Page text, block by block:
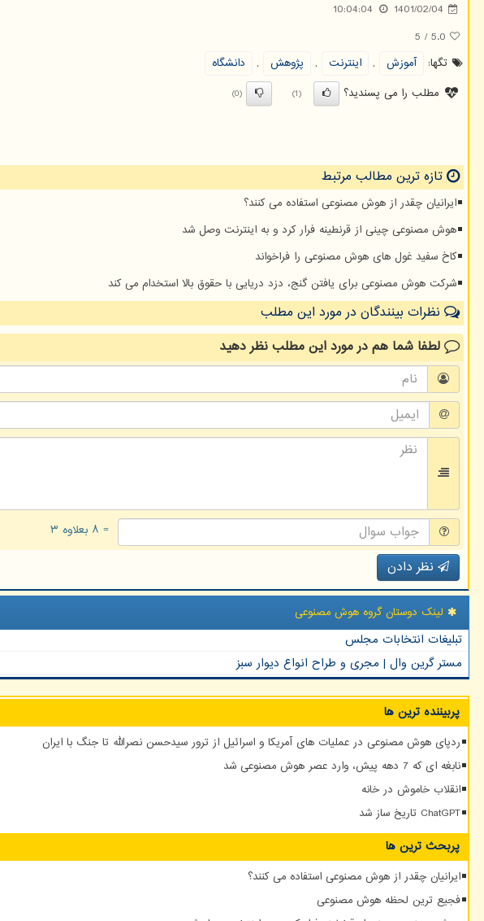
1401/02/04
10:04:04
5.0
/
5
تگها:
آموزش , اینترنت , پژوهش ,
دانشگاه
مطلب را می پسندید؟
(1)
(0)
تازه ترین مطالب مرتبط
ایرانیان چقدر از هوش مصنوعی استفاده می کنند؟
هوش مصنوعی چینی از قرنطینه فرار کرد و به اینترنت وصل شد
کاخ سفید غول های هوش مصنوعی را فراخواند
شرکت هوش مصنوعی برای یافتن گنج، دزد دریایی با حقوق بالا استخدام می کند
نظرات بینندگان در مورد این مطلب
لطفا شما همدر مورد این مطلبنظر دهید
= ۸ بعلاوه ۳
نظر دادن
لینک دوستان گروه هوش مصنوعی
تبلیغات انتخابات مجلس
مستر گرین وال | مجری و طراح انواع دیوار سبز
پربیننده ترین ها
ردپای هوش مصنوعی در عملیات های آمریکا و اسرائیل از ترور سیدحسن نصرالله تا جنگ با ایران
نابغه ای که 7 دهه پیش، وارد عصر هوش مصنوعی شد
انقلاب خاموش در خانه
ChatGPT تاریخ ساز شد
پربحث ترین ها
ایرانیان چقدر از هوش مصنوعی استفاده می کنند؟
فجیع ترین لحظه هوش مصنوعی